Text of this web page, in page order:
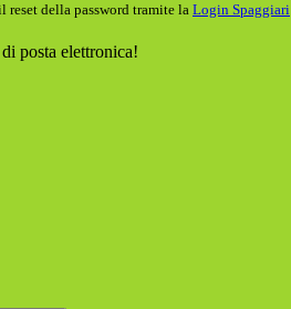
reset della password tramite la Login Spaggiari
posta elettronica!